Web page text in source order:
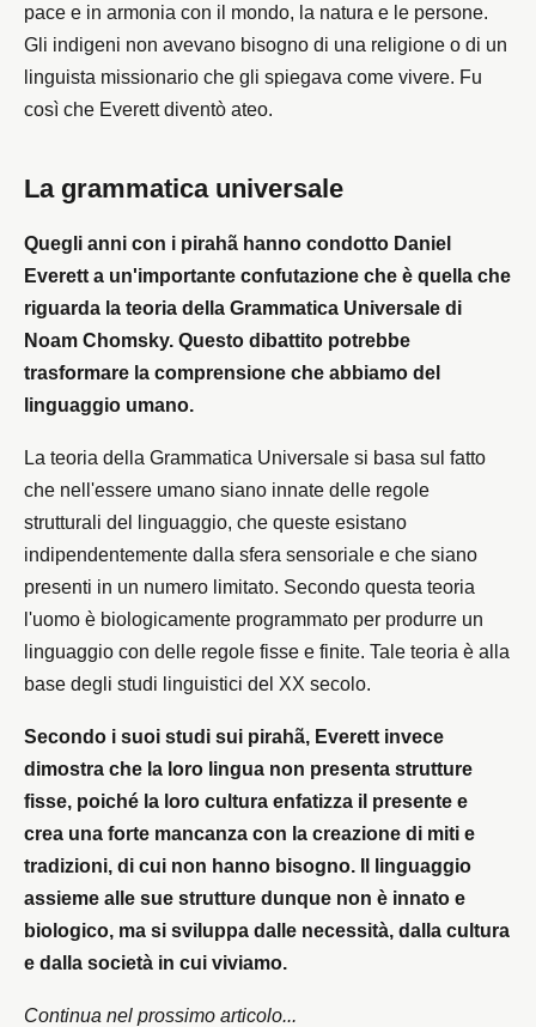
pace e in armonia con il mondo, la natura e le persone.
Gli indigeni non avevano bisogno di una religione o di un
linguista missionario che gli spiegava come vivere. Fu
così che Everett diventò ateo.
La grammatica universale
Quegli anni con i pirahã hanno condotto Daniel
Everett a un'importante confutazione che è quella che
riguarda la teoria della Grammatica Universale di
Noam Chomsky. Questo dibattito potrebbe
trasformare la comprensione che abbiamo del
linguaggio umano.
La teoria della Grammatica Universale si basa sul fatto
che nell'essere umano siano innate delle regole
strutturali del linguaggio, che queste esistano
indipendentemente dalla sfera sensoriale e che siano
presenti in un numero limitato. Secondo questa teoria
l'uomo è biologicamente programmato per produrre un
linguaggio con delle regole fisse e finite. Tale teoria è alla
base degli studi linguistici del XX secolo.
Secondo i suoi studi sui pirahã, Everett invece
dimostra che la loro lingua non presenta strutture
fisse, poiché la loro cultura enfatizza il presente e
crea una forte mancanza con la creazione di miti e
tradizioni, di cui non hanno bisogno. Il linguaggio
assieme alle sue strutture dunque non è innato e
biologico, ma si sviluppa dalle necessità, dalla cultura
e dalla società in cui viviamo.
Continua nel prossimo articolo...